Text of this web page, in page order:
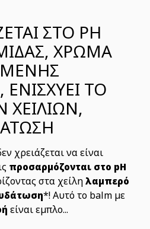
ΣΤΟ PH
ΧΡΩΜΑ
ΤΟ
χρειάζεται να είναι
προσαρμόζονται στο pH
στα χείληλαμπερό
*! Αυτό το balm με
είναι εμπλο...